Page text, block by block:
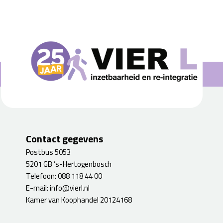
Contact gegevens
Postbus 5053
5201 GB ’s-Hertogenbosch
Telefoon:088 118 44 00
E-mail:info@vierl.nl
Kamer van Koophandel 20124168